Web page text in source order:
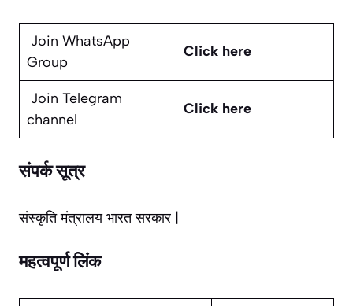
Join WhatsApp
Group
Click here
Join Telegram
channel
Click here
संपर्क सूत्र
संस्कृति मंत्रालय भारत सरकार |
महत्वपूर्ण लिंक